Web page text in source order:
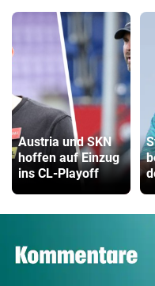
Austria und SKN
hoffen auf Einzug
ins CL-Playoff